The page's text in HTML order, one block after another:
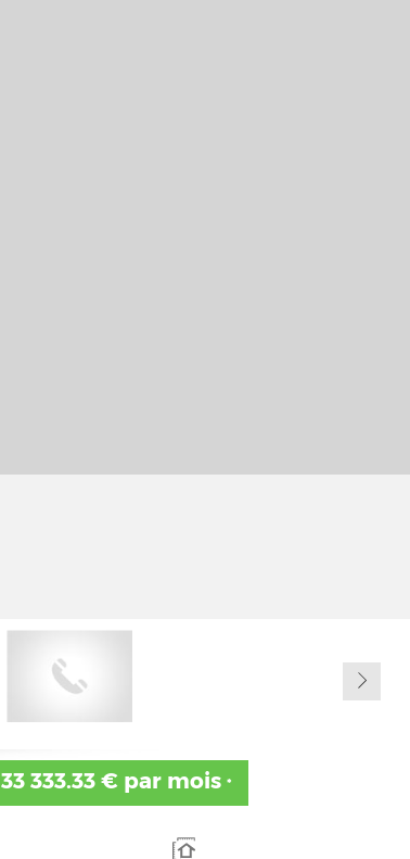
33 333.33 € par mois*